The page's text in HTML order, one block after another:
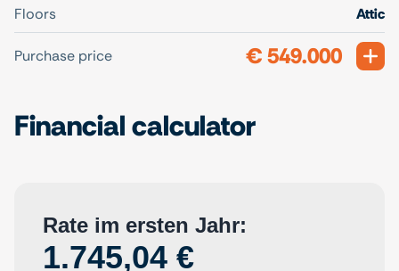
Floors
Attic
Purchase price € 549.000
Financial calculator